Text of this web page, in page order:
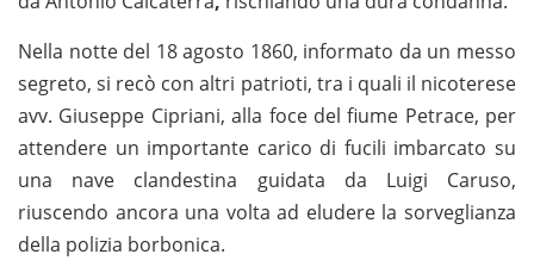
Nella notte del 18 agosto 1860, informato da un messo
segreto, si recò con altri patrioti, tra i quali il nicoterese
avv. Giuseppe Cipriani, alla foce del fiume Petrace, per
attendere un importante carico di fucili imbarcato su
una nave clandestina guidata da Luigi Caruso,
riuscendo ancora una volta ad eludere la sorveglianza
della polizia borbonica.